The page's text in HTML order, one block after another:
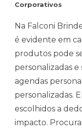
Corporativos
Na Falconi
é evidente em
produtos pode
personalizadas
agendas
personalizadas.
escolhidos a
impacto.